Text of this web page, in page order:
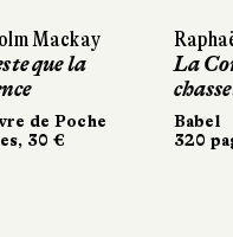
Mackay
que la
de Poche
30 €
La
Babel
320